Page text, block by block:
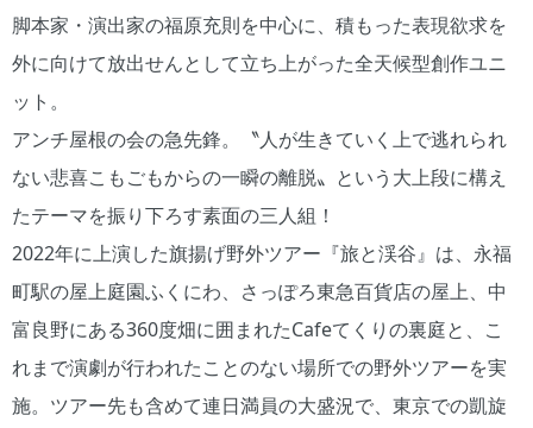
脚本家・演出家の福原充則を中心に、積もった表現欲求を
外に向けて放出せんとして立ち上がった全天候型創作ユニ
ット。
アンチ屋根の会の急先鋒。〝人が生きていく上で逃れられ
ない悲喜こもごもからの一瞬の離脱〟という大上段に構え
たテーマを振り下ろす素面の三人組！
2022年に上演した旗揚げ野外ツアー『旅と渓谷』は、永福
町駅の屋上庭園ふくにわ、さっぽろ東急百貨店の屋上、中
富良野にある360度畑に囲まれたCafeてくりの裏庭と、こ
れまで演劇が行われたことのない場所での野外ツアーを実
施。ツアー先も含めて連日満員の大盛況で、東京での凱旋